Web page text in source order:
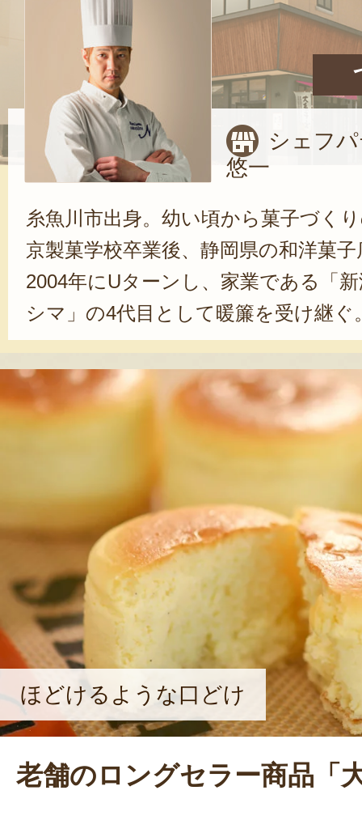
シェフ
悠一
糸魚川市出身。幼い頃から菓子づく
京製菓学校卒業後、静岡県の和洋菓
2004年にUターンし、家業である「
シマ」の4代目として暖簾を受け継ぐ
た菓子づくり」を使命とし、糸魚川
品開発に注力している。また、各種
的に挑戦。クリームチーズブランド
クールでは、2011年と2013年に2度
れる美味しさを追求し、お菓子を通
感動をお届けしたい」と、熱く語る。
ほどけるような口どけ
老舗のロングセラー商品「